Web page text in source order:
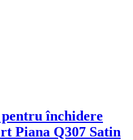
închidere
Piana Q307 Satin